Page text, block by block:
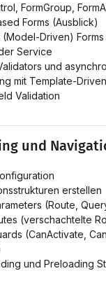
FormGroup,
Forms (Ausblick)
Driven) Forms
Service
und
mit Template-
Validation
und
erstellen
(Route,
(verschachtelte
(CanActivate,
und Preloading